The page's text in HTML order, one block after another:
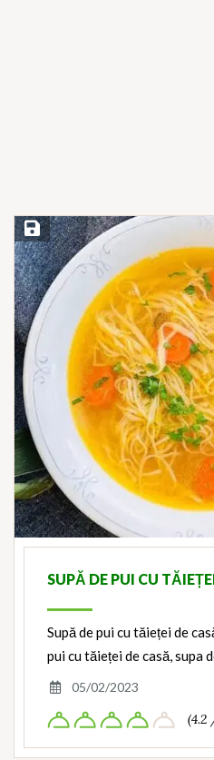
Save Recipe
SUPĂ DE PUI CU
Supă de pui cu tăieței de
pui cu tăieței de casă, supa
05/02/2023
(4.2